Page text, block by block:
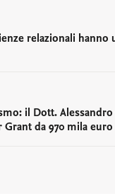
relazionali hanno
il Dott.
da 970 mila euro